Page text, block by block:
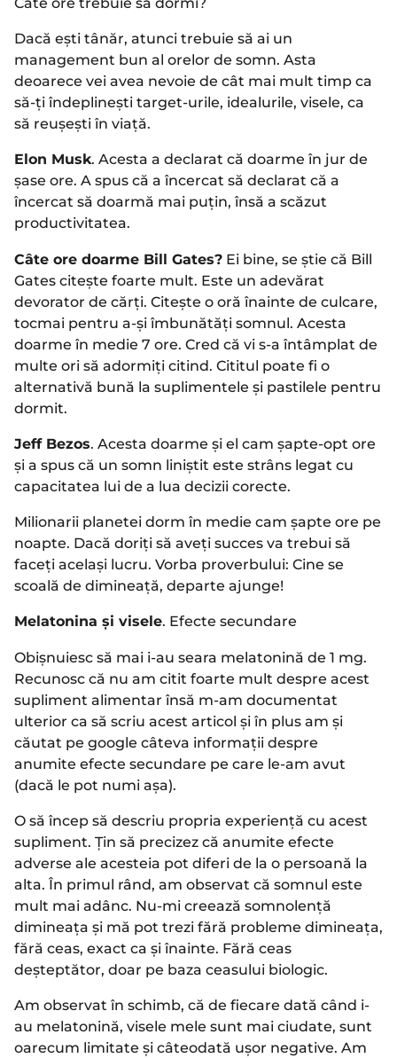
Dacă ești tânăr, atunci trebuie să ai un
management bun al orelor de somn. Asta
deoarece vei avea nevoie de cât mai mult timp ca
să-ți îndeplinești target-urile, idealurile, visele, ca
să reușești în viață.
Elon Musk. Acesta a declarat că doarme în jur de
șase ore. A spus că a încercat să declarat că a
încercat să doarmă mai puțin, însă a scăzut
productivitatea.
Câte ore doarme Bill Gates? Ei bine, se știe că Bill
Gates citește foarte mult. Este un adevărat
devorator de cărți. Citește o oră înainte de culcare,
tocmai pentru a-și îmbunătăți somnul. Acesta
doarme în medie 7 ore. Cred că vi s-a întâmplat de
multe ori să adormiți citind. Cititul poate fi o
alternativă bună la suplimentele și pastilele pentru
dormit.
Jeff Bezos. Acesta doarme și el cam șapte-opt ore
și a spus că un somn liniștit este strâns legat cu
capacitatea lui de a lua decizii corecte.
Milionarii planetei dorm în medie cam șapte ore pe
noapte. Dacă doriți să aveți succes va trebui să
faceți același lucru. Vorba proverbului: Cine se
scoală de dimineață, departe ajunge!
Melatonina și visele. Efecte secundare
Obișnuiesc să mai i-au seara melatonină de 1 mg.
Recunosc că nu am citit foarte mult despre acest
supliment alimentar însă m-am documentat
ulterior ca să scriu acest articol și în plus am și
căutat pe google câteva informații despre
anumite efecte secundare pe care le-am avut
(dacă le pot numi așa).
O să încep să descriu propria experiență cu acest
supliment. Țin să precizez că anumite efecte
adverse ale acesteia pot diferi de la o persoană la
alta. În primul rând, am observat că somnul este
mult mai adânc. Nu-mi creează somnolență
dimineața și mă pot trezi fără probleme dimineața,
fără ceas, exact ca și înainte. Fără ceas
deșteptător, doar pe baza ceasului biologic.
Am observat în schimb, că de fiecare dată când i-
au melatonină, visele mele sunt mai ciudate, sunt
oarecum limitate și câteodată ușor negative. Am